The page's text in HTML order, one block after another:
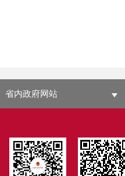
省内政府网站